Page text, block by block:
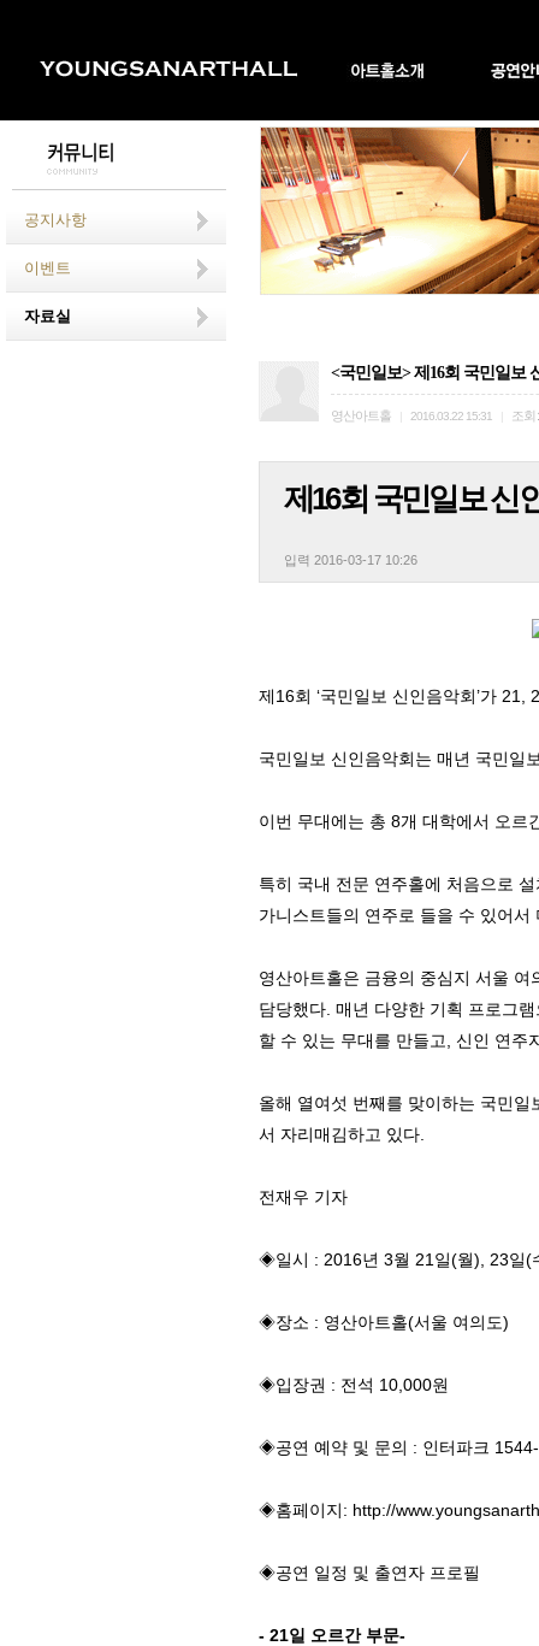
공지사항
이벤트
자료실
<국민일보> 제16회 국민일보
영산아트홀 2016.03.22 15:31 조회
제16회 국민일보 신
입력 2016-03-17 10:26
제16회 ‘국민일보 신인음악회’가
국민일보 신인음악회는 매년 국민일
이번 무대에는 총 8개 대학에서 오
특히 국내 전문 연주홀에 처음으로
가니스트들의 연주로 들을 수 있어서
영산아트홀은 금융의 중심지 서울
담당했다. 매년 다양한 기획 프로그
할 수 있는 무대를 만들고, 신인 연주
올해 열여섯 번째를 맞이하는 국민
서 자리매김하고 있다.
전재우 기자
◈일시 : 2016년 3월 21일(월), 23일(
◈장소 : 영산아트홀(서울 여의도)
◈입장권 : 전석 10,000원
◈공연 예약 및 문의 : 인터파크
◈홈페이지: http://
◈공연 일정 및 출연자 프로필
- 21일 오르간 부문-